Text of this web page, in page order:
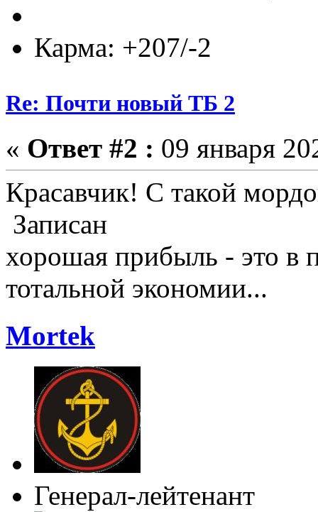
Карма: +207/-2
Re: Почти новый ТБ 2
« Ответ #2 : 09 января
Красавчик! С такой
Записан
хорошая прибыль - это в
тотальной экономии...
Mortek
Генерал-лейтенант